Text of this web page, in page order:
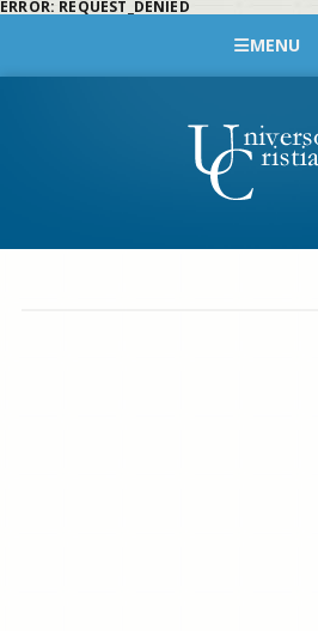
ERROR: REQUEST_DENIED
MENU